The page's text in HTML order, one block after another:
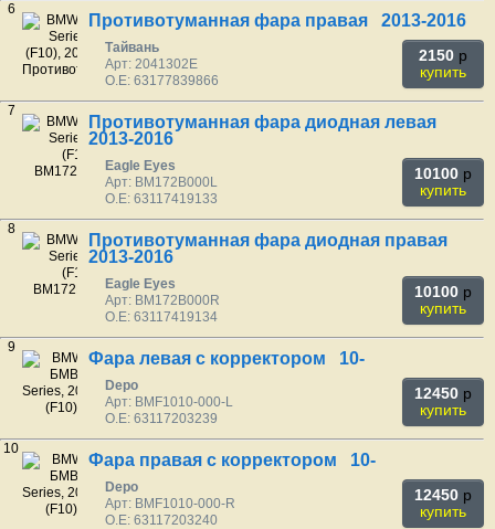
6
Противотуманная фара правая 2013-2016
Тайвань
Арт: 2041302E
O.E: 63177839866
2150 p
купить
7
Противотуманная фара диодная левая
2013-2016
Eagle Eyes
Арт: BM172B000L
O.E: 63117419133
10100 p
купить
8
Противотуманная фара диодная правая
2013-2016
Eagle Eyes
Арт: BM172B000R
O.E: 63117419134
10100 p
купить
9
Фара левая с корректором 10-
Depo
Арт: BMF1010-000-L
O.E: 63117203239
12450 p
купить
10
Фара правая с корректором 10-
Depo
Арт: BMF1010-000-R
O.E: 63117203240
12450 p
купить